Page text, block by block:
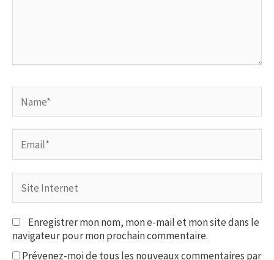
Internet
Enregistrer mon nom, mon e-mail et mon site dans le
navigateur pour mon prochain commentaire.
Prévenez-moi de tous les nouveaux commentaires par